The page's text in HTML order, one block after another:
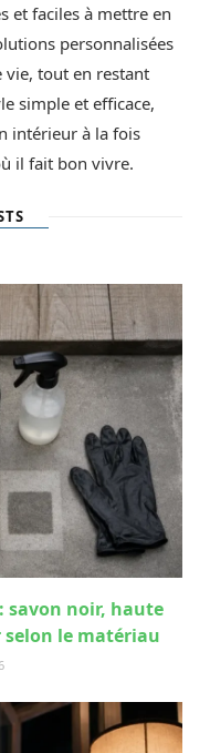
et faciles à mettre en
personnalisées
vie, tout en restant
simple et efficace,
intérieur à la fois
il fait bon vivre.
savon noir, haute
selon le matériau